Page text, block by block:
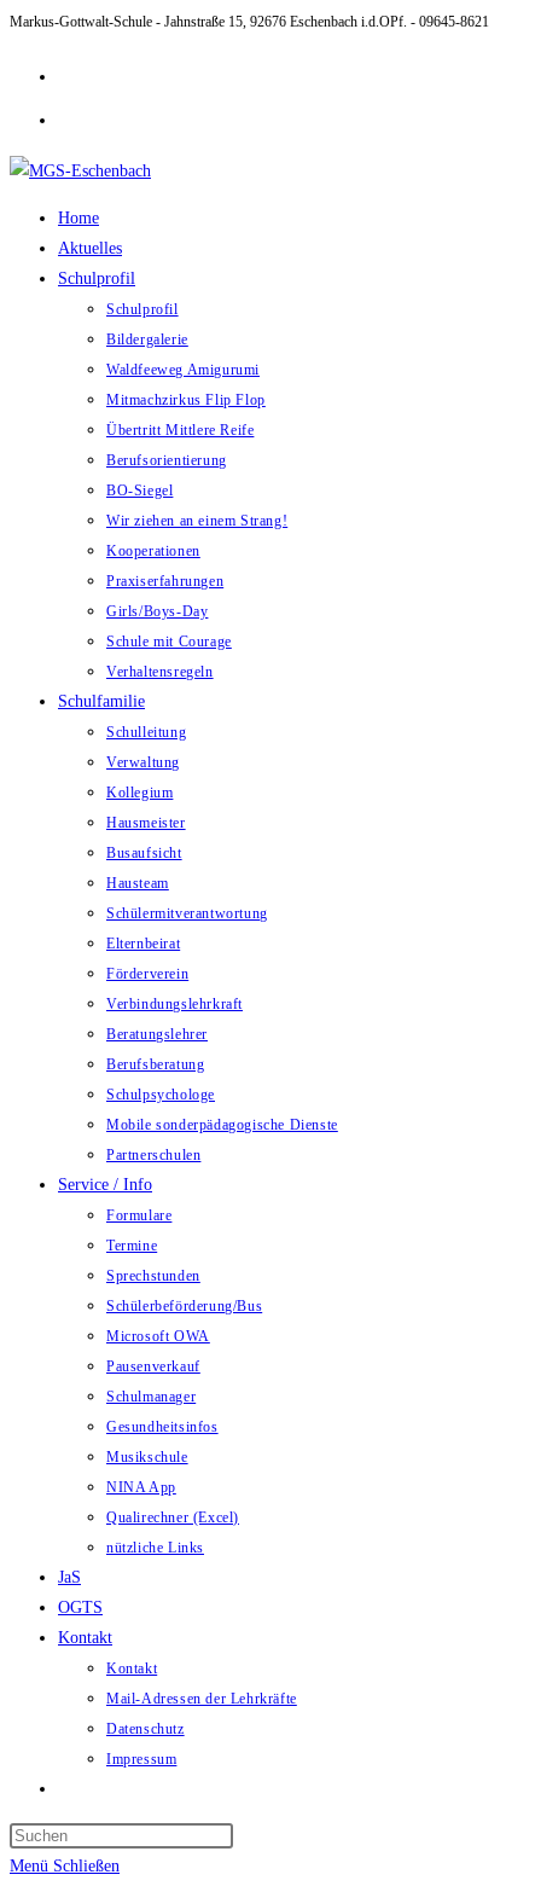
Zum
springen
Markus-Gottwalt-Schule - Jahnstraße 15, 92676 Eschenbach i.d.OPf. - 09645-8621
Home
Aktuelles
Schulprofil
Schulprofil
Bildergalerie
Waldfeeweg Amigurumi
Mitmachzirkus Flip Flop
Übertritt Mittlere Reife
Berufsorientierung
BO-Siegel
Wir ziehen an einem Strang!
Kooperationen
Praxiserfahrungen
Girls/Boys-Day
Schule mit Courage
Verhaltensregeln
Schulfamilie
Schulleitung
Verwaltung
Kollegium
Hausmeister
Busaufsicht
Hausteam
Schülermitverantwortung
Elternbeirat
Förderverein
Verbindungslehrkraft
Beratungslehrer
Berufsberatung
Schulpsychologe
Mobile sonderpädagogische Dienste
Partnerschulen
Service / Info
Formulare
Termine
Sprechstunden
Schülerbeförderung/Bus
Microsoft OWA
Pausenverkauf
Schulmanager
Gesundheitsinfos
Musikschule
NINA App
Qualirechner (Excel)
nützliche Links
JaS
OGTS
Kontakt
Kontakt
Mail-Adressen der Lehrkräfte
Datenschutz
Impressum
umschalten
Menü Schließen